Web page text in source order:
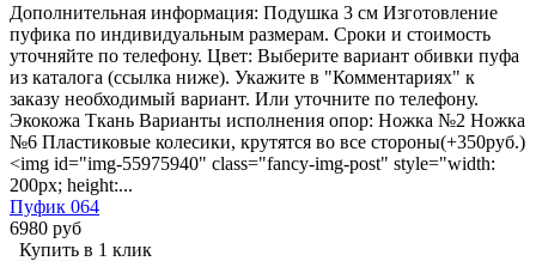
Дополнительная информация: Подушка 3 см Изготовление
пуфика по индивидуальным размерам. Сроки и стоимость
уточняйте по телефону. Цвет: Выберите вариант обивки пуфа
из каталога (ссылка ниже). Укажите в "Комментариях" к
заказу необходимый вариант. Или уточните по телефону.
Экокожа Ткань Варианты исполнения опор: Ножка №2 Ножка
№6 Пластиковые колесики, крутятся во все стороны(+350руб.)
<img id="img-55975940" class="fancy-img-post" style="width:
200px; height:...
Пуфик 064
6980 руб
Купить в 1 клик